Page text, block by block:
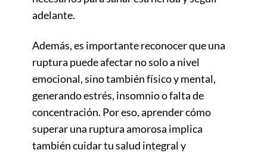
adelante.
Además, es importante reconocer que una
ruptura puede afectar no solo a nivel
emocional, sino también físico y mental,
generando estrés, insomnio o falta de
concentración. Por eso, aprender cómo
superar una ruptura amorosa implica
también cuidar tu salud integral y